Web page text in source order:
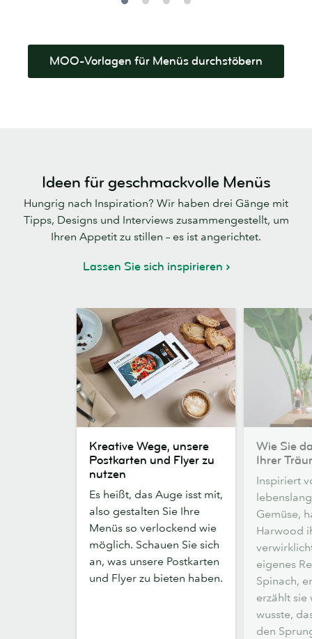
MOO-Vorlagen für Menüs durchstöbern
Ideen für geschmackvolle Menüs
Hungrig nach Inspiration? Wir haben drei Gänge mit
Tipps, Designs und Interviews zusammengestellt, um
Ihren Appetit zu stillen – es ist angerichtet.
Lassen Sie sich inspirieren
Wege,
unsere
und
Flyer
nutzen
Kreative Wege, unsere
Postkarten und Flyer zu
nutzen
Es heißt, das Auge isst mit,
also gestalten Sie Ihre
Menüs so verlockend wie
möglich. Schauen Sie sich
an, was unsere Postkarten
und Flyer zu bieten haben.
Sie
das
Restaurant
Ihrer
Träume
eröffnen
Wie Sie
Ihrer
Inspiriert
Gemüse,
Harwood
eigenes
Spinach,
erzählt sie
wusste,
den